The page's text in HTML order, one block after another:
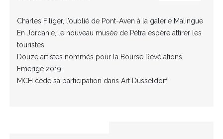
Charles Filiger, l’oublié de Pont-Aven à la galerie Malingue
En Jordanie, le nouveau musée de Pétra espère attirer les
touristes
Douze artistes nommés pour la Bourse Révélations
Emerige 2019
MCH cède sa participation dans Art Düsseldorf